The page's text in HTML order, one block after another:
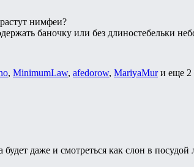
нимфеи?
баночку или без длиностебельки
, MinimumLaw, afedorow, MariyaMurи еще 2
даже и смотреться как слон в